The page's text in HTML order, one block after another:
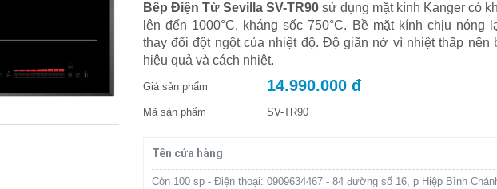
Bếp Điện Từ Sevilla SV-TR90sử dụng mặt kính Kanger có
lên đến 1000°C, kháng sốc 750°C. Bề mặt kính chịu nóng
thay đổi đột ngột của nhiệt độ. Độ giãn nở vì nhiệt thấp nên
hiệu quả và cách nhiệt.
Giá sản phẩm 14.990.000 đ
Mã sản phẩm SV-TR90
Tên cửa hàng
Còn 100 sp - Điện thoại: 0909634467 - 84 đường số 16, p Hiệp Bình